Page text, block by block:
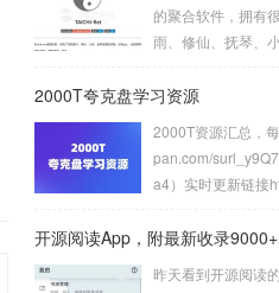
的聚合软件，拥有
雨、修仙、抚琴、
姐美图，现在不仅
的版本不仅支持下
纸，非常方便。再
音悦播放模块，早
且还支持添加歌单
支持歌词显示，也
2000T夸克盘学习资源
2000T资源汇总，
pan.com/
a4）实时更新链接
乎盐选付费知识合
24年1月国内外无
开源阅读App，附最新收录9000+
昨天看到开源阅读